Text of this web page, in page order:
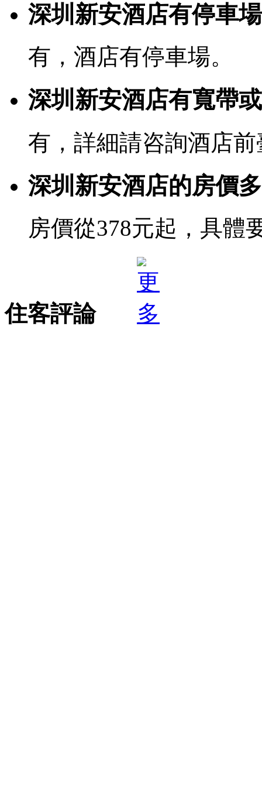
深圳新安酒店有停車
有，酒店有停車場。
深圳新安酒店有寬帶
有，詳細請咨詢酒店前
深圳新安酒店的房價
房價從378元起，具體
住客評論